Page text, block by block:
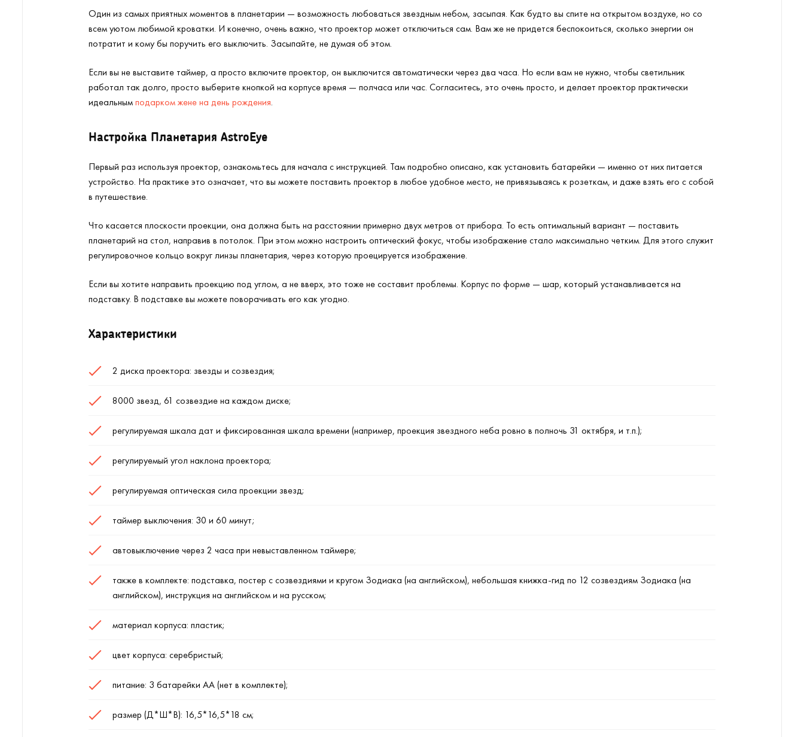
Один из самых приятных моментов в планетарии — возможность любоваться звездным небом, засыпая. Как будто вы спите на открытом воздухе, но со
всем уютом любимой кроватки. И конечно, очень важно, что проектор может отключиться сам. Вам же не придется беспокоиться, сколько энергии он
потратит и кому бы поручить его выключить. Засыпайте, не думая об этом.
Если вы не выставите таймер, а просто включите проектор, он выключится автоматически через два часа. Но если вам не нужно, чтобы светильник
работал так долго, просто выберите кнопкой на корпусе время — полчаса или час. Согласитесь, это очень просто, и делает проектор практически
идеальнымподарком жене на день рождения.
Настройка Планетария AstroEye
Первый раз используя проектор, ознакомьтесь для начала с инструкцией. Там подробно описано, как установить батарейки — именно от них питается
устройство. На практике это означает, что вы можете поставить проектор в любое удобное место, не привязываясь к розеткам, и даже взять его с собой
в путешествие.
Что касается плоскости проекции, она должна быть на расстоянии примерно двух метров от прибора. То есть оптимальный вариант — поставить
планетарий на стол, направив в потолок. При этом можно настроить оптический фокус, чтобы изображение стало максимально четким. Для этого служит
регулировочное кольцо вокруг линзы планетария, через которую проецируется изображение.
Если вы хотите направить проекцию под углом, а не вверх, это тоже не составит проблемы. Корпус по форме — шар, который устанавливается на
подставку. В подставке вы можете поворачивать его как угодно.
Характеристики
2 диска проектора: звезды и созвездия;
8000 звезд, 61 созвездие на каждом диске;
регулируемая шкала дат и фиксированная шкала времени (например, проекция звездного неба ровно в полночь 31 октября, и т.п.);
регулируемый угол наклона проектора;
регулируемая оптическая сила проекции звезд;
таймер выключения: 30 и 60 минут;
автовыключение через 2 часа при невыставленном таймере;
также в комплекте: подставка, постер с созвездиями и кругом Зодиака (на английском), небольшая книжка-гид по 12 созвездиям Зодиака (на
английском), инструкция на английском и на русском;
материал корпуса: пластик;
цвет корпуса: серебристый;
питание: 3 батарейки АА (нет в комплекте);
размер (Д*Ш*В): 16,5*16,5*18 см;